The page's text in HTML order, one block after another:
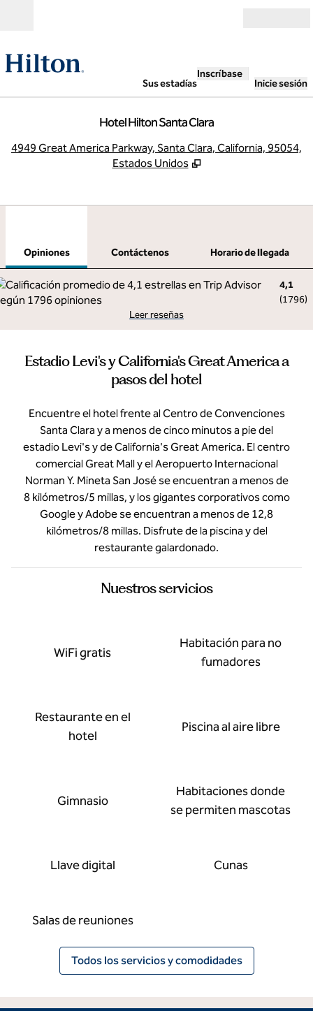
Sus estadías
Inscríbase
Inicie sesión
Hotel Hilton Santa Clara
4949 Great America Parkway, Santa Clara, California, 95054,
Estados Unidos
Opiniones Contáctenos
Horario de llegada
4,1
(1796)
Leer reseñas
Estadio Levi's y California's Great America a
pasos del hotel
Encuentre el hotel frente al Centro de Convenciones
Santa Clara y a menos de cinco minutos a pie del
estadio Levi's y de California's Great America. El centro
comercial Great Mall y el Aeropuerto Internacional
Norman Y. Mineta San José se encuentran a menos de
8 kilómetros/5 millas, y los gigantes corporativos como
Google y Adobe se encuentran a menos de 12,8
kilómetros/8 millas. Disfrute de la piscina y del
restaurante galardonado.
Nuestros servicios
WiFi gratis
Habitación para no
fumadores
Restaurante en el
hotel
Piscina al aire libre
Gimnasio
Habitaciones donde
se permiten mascotas
Llave digital Cunas
Salas de reuniones
Todos los servicios y comodidades